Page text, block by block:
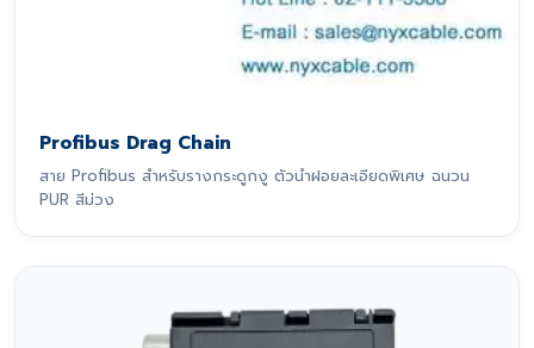
Profibus Drag Chain
สาย Profibus สำหรับรางกระดูกงู ตัวนำฝอยละเอียดพิเศษ ฉนวน
PUR สีม่วง